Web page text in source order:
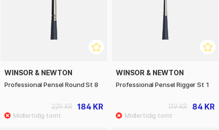
WINSOR & NEWTON
Professional Pensel Round St 8
184 KR
229 KR
WINSOR & NEWTON
Professional Pensel Rigger St 1
84 KR
119 KR